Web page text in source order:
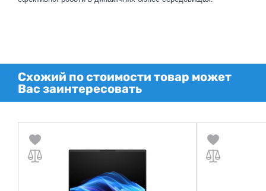
Схожий по стоимости товар может
Вас заинтересовать